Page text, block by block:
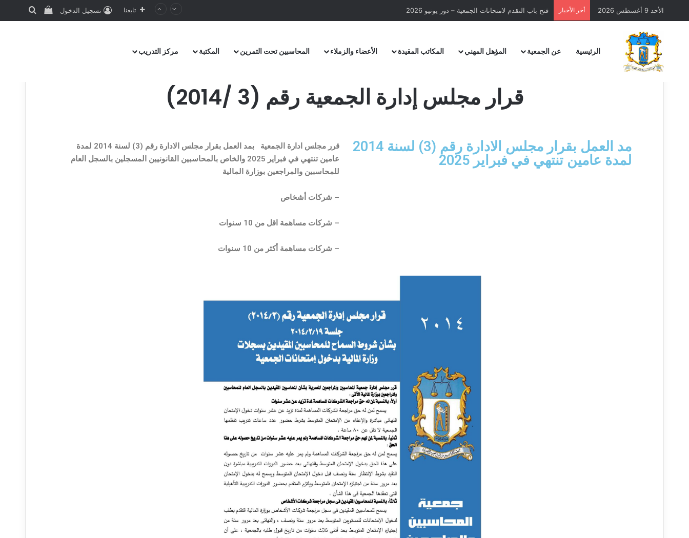
الأحد 9 أغسطس 2026 أخر الأخبار تابعنا تسجيل الدخول
الرئيسية عن الجمعية المؤهل المهني المكاتب المقيدة الأعضاء والزملاء المحاسبين تحت التمرين المكتبة مركز التدريب
قرار مجلس إدارة الجمعية رقم (3 /2014)
مد العمل بقرار مجلس الادارة رقم (3) لسنة 2014
لمدة عامين تنتهي في فبراير 2025
قرر مجلس ادارة الجمعية بمد العمل بقرار مجلس الادارة رقم (3) لسنة 2014 لمدة
عامين تنتهي في فبراير 2025 والخاص
بالمحاسبين القانونيين المسجلين بالسجل العام
للمحاسبين والمراجعين بوزارة المالية
– شركات أشخاص
– شركات مساهمة اقل من 10 سنوات
– شركات مساهمة أكثر من 10 سنوات